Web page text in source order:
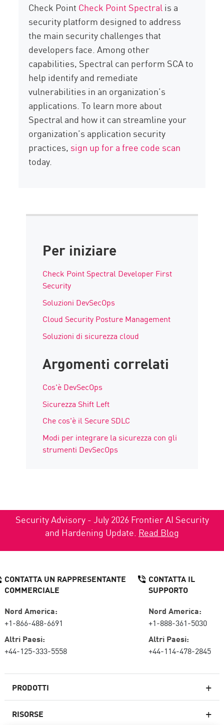
Check Point Check Point Spectralis a
security platform designed to address
the main security challenges that
developers face. Among other
capabilities, Spectral can perform SCA to
help identify and remediate
vulnerabilities in an organization’s
applications. To learn more about
Spectral and how it can streamline your
organization’s application security
practices, sign up for a free code scan
today.
Per iniziare
Check Point Spectral Developer First
Security
Soluzioni DevSecOps
Cloud Security Posture Management
Soluzioni di sicurezza cloud
Argomenti correlati
Cos'è DevSecOps
Sicurezza Shift Left
Che cos'è il Secure SDLC
Modi per integrare la sicurezza con gli
strumenti DevSecOps
Security Advisory - July 2026 Frontier AI Security
and Hardening Update. Read Blog
PRODOTTI
RISORSE
CONTATTA UN RAPPRESENTANTE
COMMERCIALE
Nord America:
+1-866-488-6691
Altri Paesi:
+44-125-333-5558
CONTATTA IL
SUPPORTO
Nord America:
+1-888-361-5030
Altri Paesi:
+44-114-478-2845